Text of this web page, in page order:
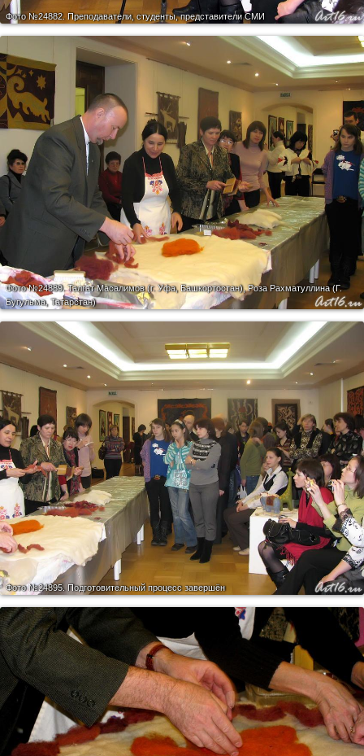
Фото №24882. Преподаватели, студенты, представители СМИ
Фото №24889.Талгат Масалимов (г. Уфа, Башкортостан), Роза Рахматуллина (Г.
Бугульма, Татарстан)
Фото №24895. Подготовительный процесс завершён